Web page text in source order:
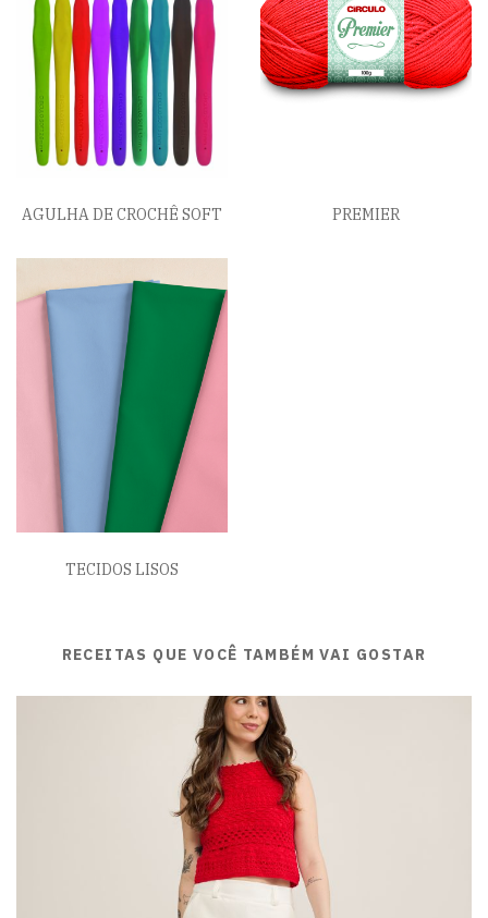
AGULHA DE CROCHÊ SOFT PREMIER
TECIDOS LISOS
RECEITAS QUE VOCÊ TAMBÉM VAI GOSTAR